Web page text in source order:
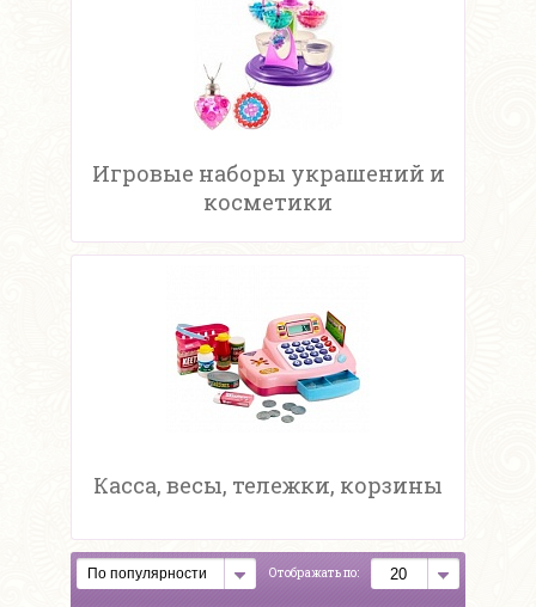
Игровые наборы украшений и
косметики
Касса, весы, тележки, корзины
Отображать по: